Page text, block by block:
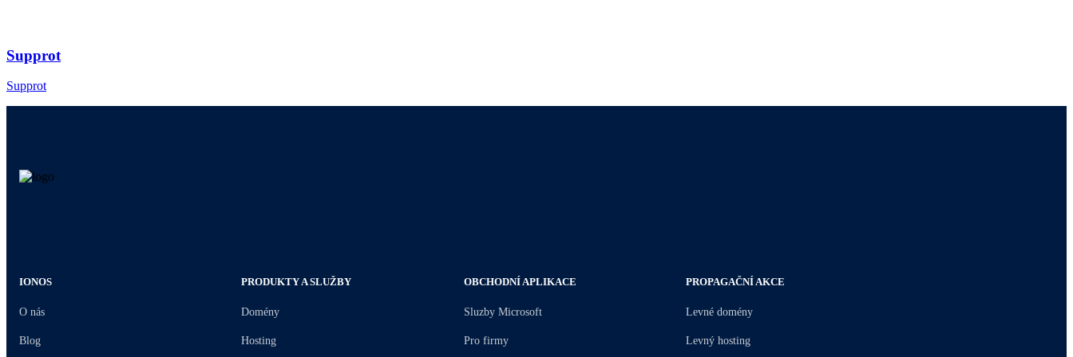
Supprot
Supprot
IONOS
O nás
Blog
PRODUKTY A SLUŽBY
Domény
Hosting
OBCHODNÍ APLIKACE
Sluzby Microsoft
Pro firmy
PROPAGAČNÍ AKCE
Levné domény
Levný hosting